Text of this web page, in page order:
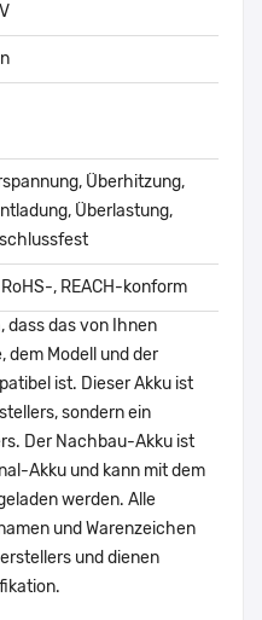
Überhitzung,
Überlastung,
, REACH-konform
dass das von Ihnen
dem Modell und der
ist. Dieser Akku ist
sondern ein
Der Nachbau-Akku ist
Akku und kann mit dem
werden. Alle
und Warenzeichen
und dienen